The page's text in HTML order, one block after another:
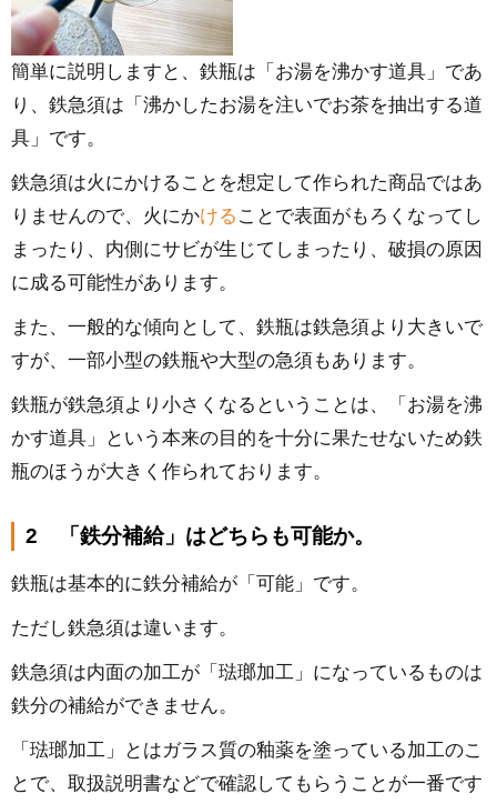
簡単に説明しますと、鉄瓶は「お湯を沸かす道具」であ
り、鉄急須は「沸かしたお湯を注いでお茶を抽出する道
具」です。
鉄急須は火にかけることを想定して作られた商品ではあ
りませんので、火にかける ことで表面がもろくなってし
まったり、内側にサビが生じてしまったり、破損の原因
に成る可能性があります。
また、一般的な傾向として、鉄瓶は鉄急須より大きいで
すが、一部小型の鉄瓶や大型の急須もあります。
鉄瓶が鉄急須より小さくなるということは、「お湯を沸
かす道具」という本来の目的を十分に果たせないため鉄
瓶のほうが大きく作られております。
2 「鉄分補給」はどちらも可能か。
鉄瓶は基本的に鉄分補給が「可能」です。
ただし鉄急須は違います。
鉄急須は内面の加工が「琺瑯加工」になっているものは
鉄分の補給ができません。
「琺瑯加工」とはガラス質の釉薬を塗っている加工のこ
とで、取扱説明書などで確認してもらうことが一番です